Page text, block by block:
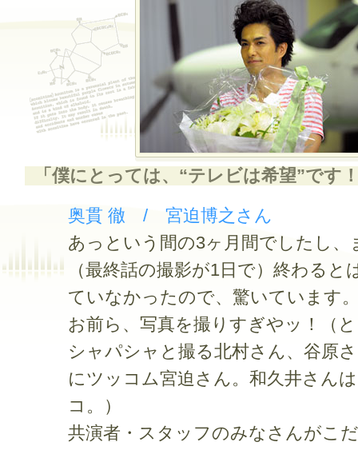
「僕にとっては、“テレビは希望”です
奥貫 徹 / 宮迫博之さん
あっという間の3ヶ月間でしたし、
（最終話の撮影が1日で）終わると
ていなかったので、驚いています
お前ら、写真を撮りすぎやッ！（
シャパシャと撮る北村さん、谷原
にツッコム宮迫さん。和久井さん
コ。）
共演者・スタッフのみなさんがこ